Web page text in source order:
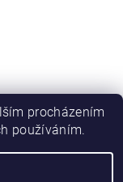
procházením
používáním.